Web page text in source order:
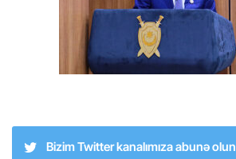
Bizim Twitter kanalımıza abunə olun